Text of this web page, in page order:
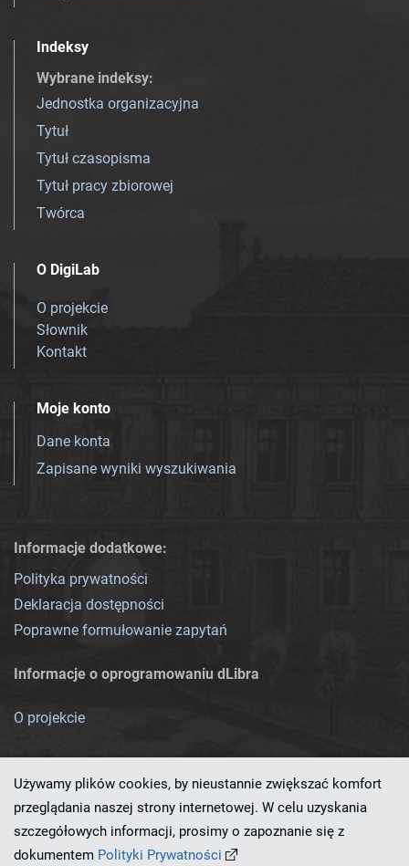
Indeksy
Wybrane indeksy:
Jednostka organizacyjna
Tytuł
Tytuł czasopisma
Tytuł pracy zbiorowej
Twórca
O DigiLab
O projekcie
Słownik
Kontakt
Moje konto
Dane konta
Zapisane wyniki wyszukiwania
Informacje dodatkowe:
Polityka prywatności
Deklaracja dostępności
Poprawne formułowanie zapytań
Informacje o oprogramowaniu dLibra
O projekcie
Ten serwis działa dzięki oprogramowaniu
Używamy plików cookies, by nieustannie zwiększać komfort
przeglądania naszej strony internetowej. W celu uzyskania
szczegółowych informacji, prosimy o zapoznanie się z
dokumentem Polityki Prywatności